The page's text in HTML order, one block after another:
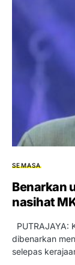
SEMASA
Benarkan
nasihat
PUTRAJAYA:
dibenarkan
selepas